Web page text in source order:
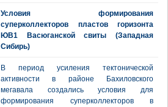
Условия формирования
суперколлекторов пластов горизонта
ЮВ1 Васюганской свиты (Западная
Сибирь)
В период усиления тектонической
активности в районе Бахиловского
мегавала создались условия для
формирования суперколлекторов в